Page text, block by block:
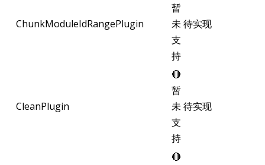
ChunkModuleIdRangePlugin
暂
未
支
持
待实现
CleanPlugin
🔴
暂
未
支
持
待实现
🔴